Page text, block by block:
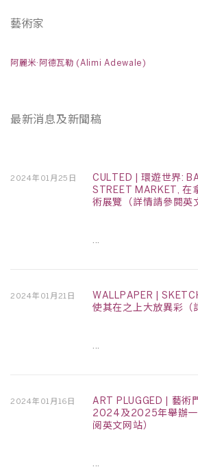
藝術家
阿麗米·阿德瓦勒 (Alimi Adewale)
最新消息及新聞稿
2024年01月25日
CULTED | 環遊世界:
STREET MARKET, 在
術展覽（詳情請參閱英
...
2024年01月21日
WALLPAPER |
使其在之上大放異彩（
...
2024年01月16日
ART PLUGGED | 藝術
2024及2025年舉辦一
阅英文网站）
...